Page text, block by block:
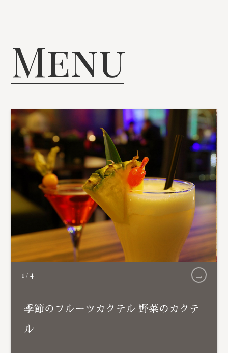
Menu
1 /4 →
季節のフルーツカクテル 野菜のカクテ
ル